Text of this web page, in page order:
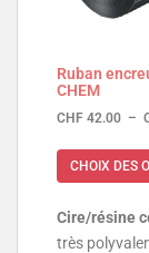
Ruban
CHEM
CHF 42.00 –
CHOIX DES
Cire/résine
très